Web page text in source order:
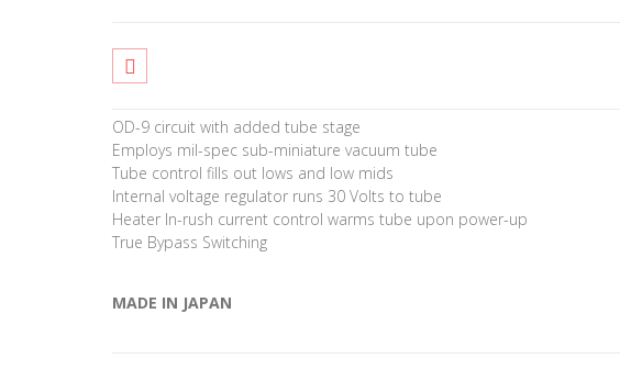
OD-9 circuit with added tube stage
Employs mil-spec sub-miniature vacuum tube
Tube control fills out lows and low mids
Internal voltage regulator runs 30 Volts to tube
Heater In-rush current control warms tube upon power-up
True Bypass Switching
MADE IN JAPAN